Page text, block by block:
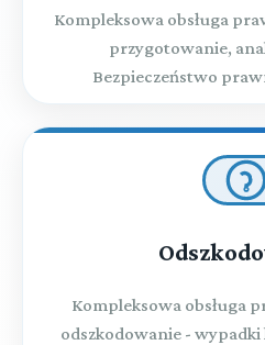
Kompleksowa obsługa
przygotowanie,
Bezpieczeństwo
Kompleksowa obsługa
odszkodowanie -